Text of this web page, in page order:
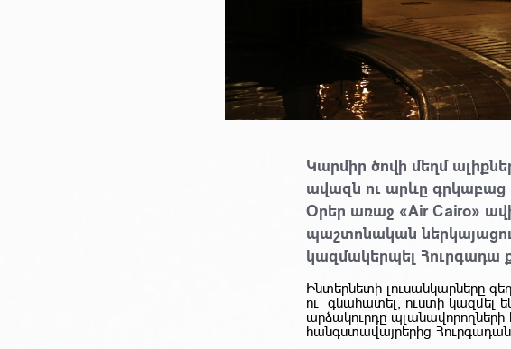
Կարմիր ծովի մեղմ
ավազն ու արևը գրկաբաց
Օրեր առաջ «Air Cairo»
պաշտոնական
կազմակերպել Հուրգադա
Ինտերնետի լուսանկարները
ու գնահատել, ուստի կազմել
արձակուրդը
հանգստավայրերից